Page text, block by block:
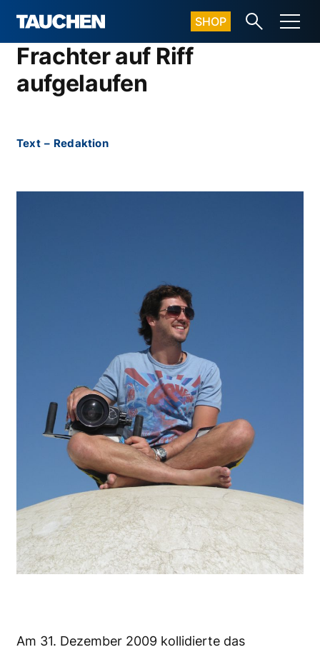
SHOP
Frachter auf Riff
aufgelaufen
Text – Redaktion
Am 31. Dezember 2009 kollidierte das